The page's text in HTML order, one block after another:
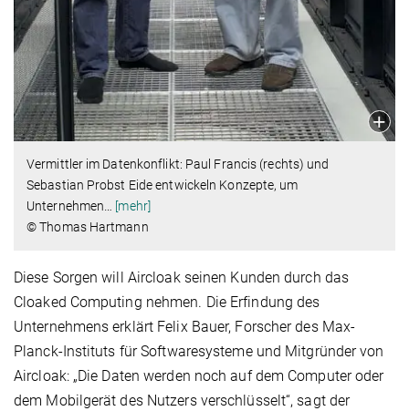
Vermittler im Datenkonflikt: Paul Francis (rechts) und
Sebastian Probst Eide entwickeln Konzepte, um
Unternehmen
[mehr]
© Thomas Hartmann
Diese Sorgen will Aircloak seinen Kunden durch das
Cloaked Computing nehmen. Die Erfindung des
Unternehmens erklärt Felix Bauer, Forscher des Max-
Planck-Instituts für Softwaresysteme und Mitgründer von
Aircloak: „Die Daten werden noch auf dem Computer oder
dem Mobilgerät des Nutzers verschlüsselt“, sagt der